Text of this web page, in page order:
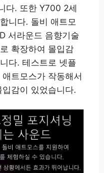
다. 또한 Y700 2세
니다. 돌비 애트모
서라운드 음향기술
확장하여 몰입감
다. 테스트로 넷플
트모스가 작동해서
감이 있었습니다.